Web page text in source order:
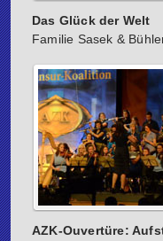
Das Glück der Welt
Familie Sasek &
AZK-Ouvertüre: